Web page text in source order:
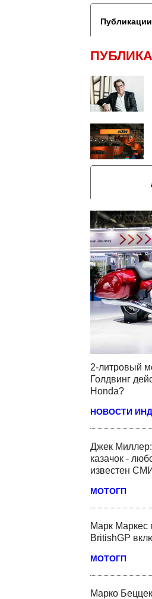
2-литровый
Голдвинг
Honda?
НОВОСТИ
Джек Миллер:
казачок -
известен
МОТОГП
Марк Маркес
BritishGP
МОТОГП
Марко